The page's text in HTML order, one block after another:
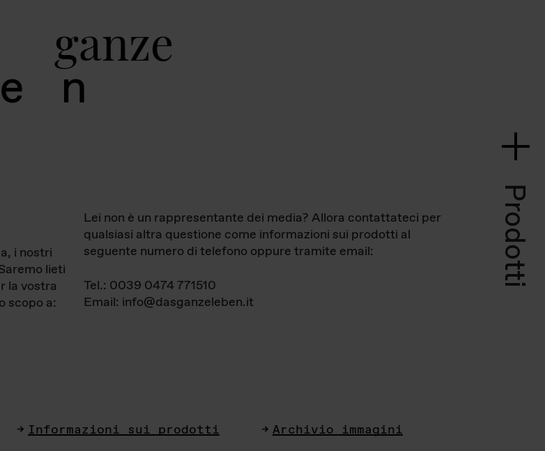
ganz
Prodotti
i nostri
lieti
la vostra
scopo a:
Lei non è un rappresentante dei media? Allora contattateci per
qualsiasi altra questione come informazioni sui prodotti al
seguente numero di telefono oppure tramite email:
Tel.: 0039 0474 771510
Email: info@dasganzeleben.it
Informazioni sui prodotti Archivio immagini